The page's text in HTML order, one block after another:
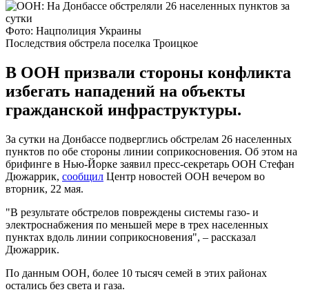
Фото: Нацполиция Украины
Последствия обстрела поселка Троицкое
В ООН призвали стороны конфликта
избегать нападений на объекты
гражданской инфраструктуры.
За сутки на Донбассе подверглись обстрелам 26 населенных
пунктов по обе стороны линии соприкосновения. Об этом на
брифинге в Нью-Йорке заявил пресс-секретарь ООН Стефан
Дюжаррик, сообщил Центр новостей ООН вечером во
вторник, 22 мая.
"В результате обстрелов повреждены системы газо- и
электроснабжения по меньшей мере в трех населенных
пунктах вдоль линии соприкосновения", – рассказал
Дюжаррик.
По данным ООН, более 10 тысяч семей в этих районах
остались без света и газа.